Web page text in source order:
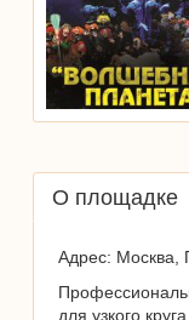
О площадке
Адрес: Москва,
для узкого